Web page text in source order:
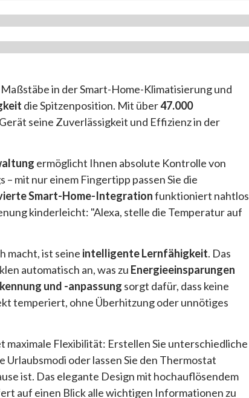
in der Smart-Home-Klimatisierung und
die Spitzenposition. Mit über47.000
seine Zuverlässigkeit und Effizienz in der
ermöglicht Ihnen absolute Kontrolle von
mit nur einem Fingertipp passen Sie die
Smart-Home-Integrationfunktioniert nahtlos
kinderleicht: "Alexa, stelle die Temperatur auf
macht, ist seine intelligente Lernfähigkeit. Das
automatisch an, was zu Energieeinsparungen
und -anpassung sorgt dafür, dass keine
temperiert, ohne Überhitzung oder unnötiges
maximale Flexibilität: Erstellen Sie unterschiedliche
oder lassen Sie den Thermostat
ist. Das elegante Design mit hochauflösendem
auf einen Blick alle wichtigen Informationen zu